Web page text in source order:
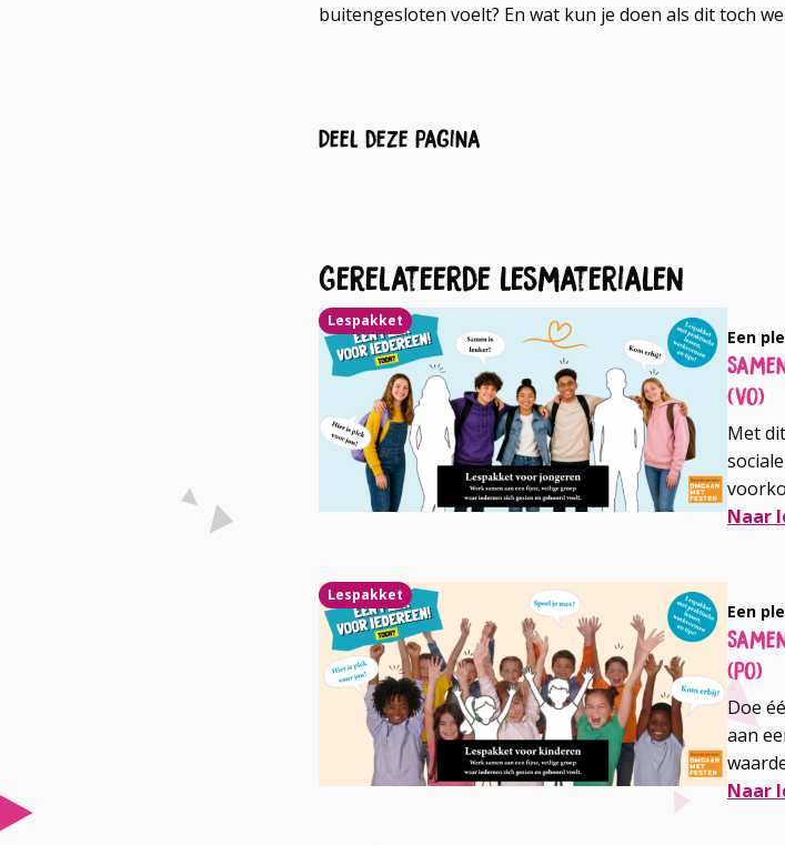
buitengesloten voelt? En wat kun je doen als dit toch
Deel deze pagina
Gerelateerde lesmaterialen
Lespakket
Een
(vo)
Met
Naar
Lees
meer
over
Lespakket
Een
(po)
Doe
aan
Naar
Lees
meer
over